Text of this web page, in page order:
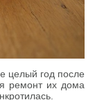
целый год после
ремонт их дома